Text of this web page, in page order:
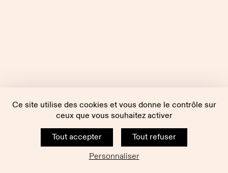
Ce site utilise des cookies et vous donne le contrôle sur
ceux que vous souhaitez activer
Tout accepter
Tout refuser
Personnaliser